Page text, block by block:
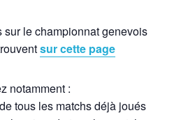
sur le championnat genevois
sur cette page
notamment :
tous les matchs déjà joués